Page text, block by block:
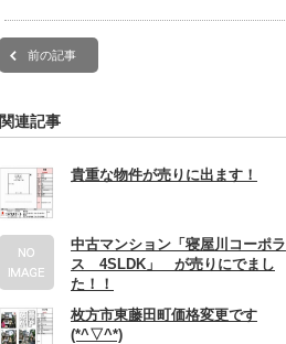
前の記事
関連記事
貴重な物件が売りに出ます！
中古マンション「寝屋川コーポラ
ス 4SLDK」 が売りにでまし
た！！
枚方市東藤田町価格変更です
(*^▽^*)